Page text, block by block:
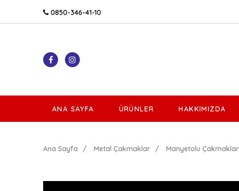
0850-346-41-10
ANA SAYFA ÜRÜNLER HAKKIMIZDA
Ana Sayfa Metal Çakmaklar Manyetolu Çakmaklar